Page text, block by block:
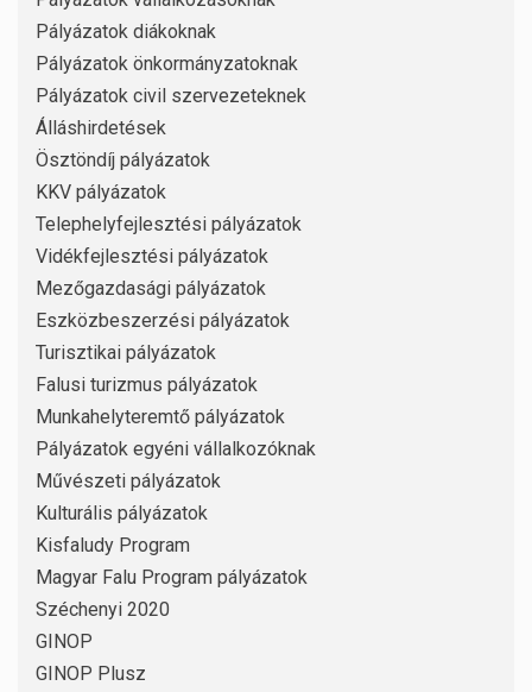
Pályázatok diákoknak
Pályázatok önkormányzatoknak
Pályázatok civil szervezeteknek
Álláshirdetések
Ösztöndíj pályázatok
KKV pályázatok
Telephelyfejlesztési pályázatok
Vidékfejlesztési pályázatok
Mezőgazdasági pályázatok
Eszközbeszerzési pályázatok
Turisztikai pályázatok
Falusi turizmus pályázatok
Munkahelyteremtő pályázatok
Pályázatok egyéni vállalkozóknak
Művészeti pályázatok
Kulturális pályázatok
Kisfaludy Program
Magyar Falu Program pályázatok
Széchenyi 2020
GINOP
GINOP Plusz